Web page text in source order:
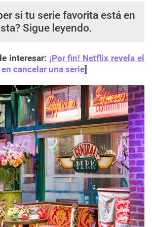
si tu serie favorita está en
Sigue leyendo.
interesar: ¡Por fin! Netflix revela el
cancelar una serie]